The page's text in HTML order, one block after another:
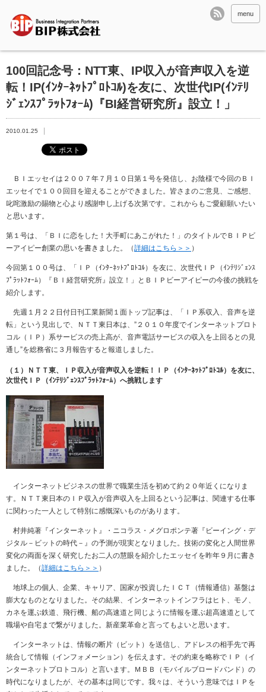
menu
100回記念号：NTT東、IP収入が音声収入を逆
転！IP(ｲﾝﾀｰﾈｯﾄﾌﾟﾛﾄｺﾙ)を友に、次世代IP(ｲﾝﾃﾘ
ｼﾞｪﾝｽﾌﾟﾗｯﾄﾌｫｰﾑ)『BI経営研究所』設立！」
2010.01.25
ＢＩエッセイは２００７年７月１０日第１号を発信し、お陰様で今回のＢＩ
エッセイで１００回目を迎えることができました。皆さまのご意見、ご感想、
叱咤激励の賜物と心より感謝申し上げる次第です。これからもご愛顧願いたい
と思います。
第１号は、「ＢＩに恋をした！大手町にあこがれた！」のタイトルでＢＩＰビ
ーアイピー創業の思いを書きました。（詳細はこちら＞＞ ）
今回第１００号は、「ＩＰ（ｲﾝﾀｰﾈｯﾄﾌﾟﾛﾄｺﾙ）を友に、次世代ＩＰ（ｲﾝﾃﾘｼﾞｪﾝｽ
ﾌﾟﾗｯﾄﾌｫｰﾑ）『ＢＩ経営研究所』設立！」とＢＩＰビーアイピーの今後の挑戦を
紹介します。
先週１月２２日付日刊工業新聞１面トップ記事は、「ＩＰ系収入、音声を逆
転」という見出しで、ＮＴＴ東日本は、”２０１０年度でインターネットプロト
コル（ＩＰ）系サービスの売上高が、音声電話サービスの収入を上回るとの見
通し”を総務省に３月報告すると報道しました。
（１）ＮＴＴ東、ＩＰ収入が音声収入を逆転！ＩＰ（ｲﾝﾀｰﾈｯﾄﾌﾟﾛﾄｺﾙ）を友に、
次世代ＩＰ（ｲﾝﾃﾘｼﾞｪﾝｽﾌﾟﾗｯﾄﾌｫｰﾑ）へ挑戦します
インターネットビジネスの世界で職業生活を初めて約２０年近くになりま
す。ＮＴＴ東日本のＩＰ収入が音声収入を上回るという記事は、関連する仕事
に関わった一人として特別に感慨深いものがあります。
村井純著『インターネット』・ニコラス・メグロポンテ著『ビーイング・デ
ジタル－ビットの時代－』の予測が現実となりました。技術の変化と人間世界
変化の両面を深く研究したお二人の慧眼を紹介したエッセイを昨年９月に書き
ました。（詳細はこちら＞＞ ）
地球上の個人、企業、キャリア、国家が投資したＩＣＴ（情報通信）基盤は
膨大なものとなりました。その結果、インターネットインフラはヒト、モノ、
カネを運ぶ鉄道、飛行機、船の高速道と同じように情報を運ぶ超高速道として
職場や自宅まで繋がりました。新産業革命と言ってもよいと思います。
インターネットは、情報の断片（ビット）を送信し、アドレスの相手先で再
統合して情報（インフォメーション）を伝えます。その約束を略称でＩＰ（イ
ンターネットプロトコル）と言います。ＭＢＢ（モバイルブロードバンド）の
時代になりましたが、その基本は同じです。我々は、そういう意味ではＩＰを